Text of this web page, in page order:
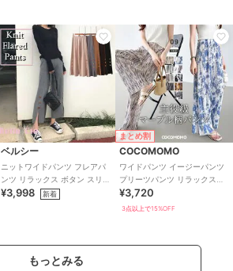
ベルシー
ニットワイドパンツ フレアパ
ンツ リラックス ボタン スリッ
ト
¥3,998 新着
まとめ割
COCOMOMO
ワイドパンツ イージーパンツ
プリーツパンツ リラックスパ
ンツ セミワイドパンツ ハイウ
エスト
¥3,720
3点以上で15%OFF
もっとみる